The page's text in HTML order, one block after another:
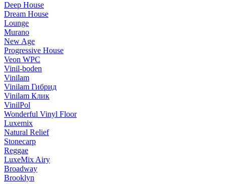
Deep House
Dream House
Lounge
Murano
New Age
Progressive House
Veon WPC
Vinil-boden
Vinilam
Vinilam Гибрид
Vinilam Клик
VinilPol
Wonderful Vinyl Floor
Luxemix
Natural Relief
Stonecarp
Reggae
LuxeMix Airy
Broadway
Brooklyn